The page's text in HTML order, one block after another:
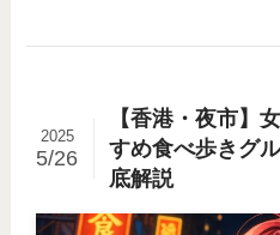
【香港・夜市】
すめ食べ歩きグ
底解説
2025
5/26